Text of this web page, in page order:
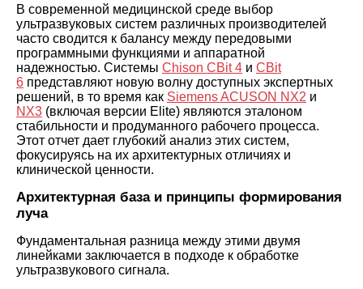
В современной медицинской среде выбор
ультразвуковых систем различных производителей
часто сводится к балансу между передовыми
программными функциями и аппаратной
надежностью. Системы Chison CBit 4 и CBit
6 представляют новую волну доступных экспертных
решений, в то время как Siemens ACUSON NX2 и
NX3 (включая версии Elite) являются эталоном
стабильности и продуманного рабочего процесса.
Этот отчет дает глубокий анализ этих систем,
фокусируясь на их архитектурных отличиях и
клинической ценности.
Архитектурная база и принципы формирования
луча
Фундаментальная разница между этими двумя
линейками заключается в подходе к обработке
ультразвукового сигнала.